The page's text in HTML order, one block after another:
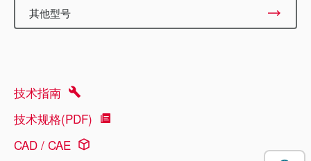
其他型号
技术指南
技术规格(PDF)
CAD / CAE